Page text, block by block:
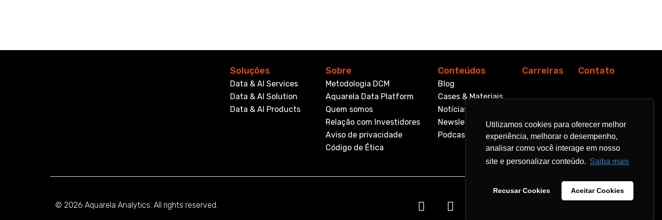
Utilizamos cookies para oferecer melhor
experiência, melhorar o desempenho,
analisar como você interage em nosso
site e personalizar conteúdo. Saiba mais
Recusar Cookies Aceitar Cookies
Utilizamos cookies para oferecer melhor
experiência, melhorar o desempenho,
analisar como você interage em nosso
site e personalizar conteúdo. Saiba mais
Recusar Cookies Aceitar Cookies
Soluções
Data & AI Services
Data & AI Solution
Data & AI Products
Sobre
Metodologia DCM
Aquarela Data Platform
Quem somos
Relação com Investidores
Aviso de privacidade
Código de Ética
Conteúdos
Blog
Cases & Materiais
Notícias
Newsletter
Podcast
Carreiras Contato
© 2026 Aquarela Analytics. All rights reserved.